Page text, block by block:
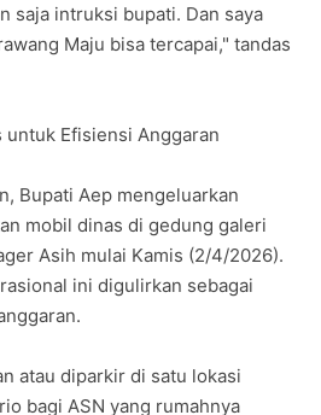
saja intruksi bupati. Dan saya
Maju bisa tercapai," tandas
untuk Efisiensi Anggaran
Bupati Aep mengeluarkan
mobil dinas di gedung galeri
Asih mulai Kamis (2/4/2026).
ini digulirkan sebagai
atau diparkir di satu lokasi
bagi ASN yang rumahnya